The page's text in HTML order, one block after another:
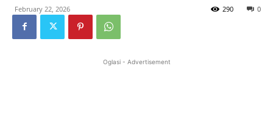
February 22, 2026 0
290
Oglasi - Advertisement